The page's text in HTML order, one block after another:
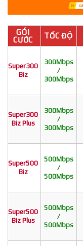
GÓI
CƯỚC
TỐC ĐỘ
Super300
Biz
300Mbps
/
300Mbps
Super300
Biz Plus
300Mbps
/
300Mbps
Super500
Biz
500Mbps
/
500Mbps
Super500
Biz Plus
500Mbps
/
500Mbps